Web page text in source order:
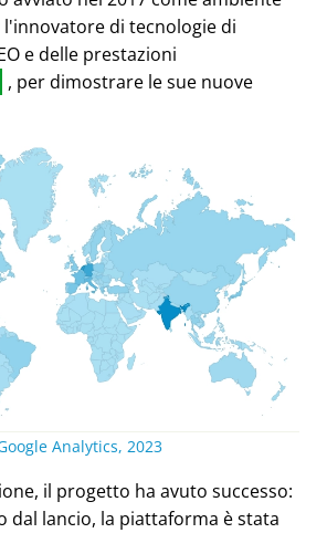
di tecnologie di
e delle prestazioni
, per dimostrare le sue nuove
Analytics, 2023
il progetto ha avuto successo:
dal lancio, la piattaforma è stata